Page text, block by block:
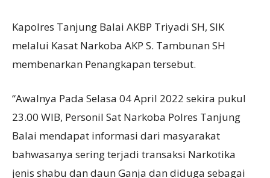
Kapolres Tanjung Balai AKBP Triyadi SH, SIK
melalui Kasat Narkoba AKP S. Tambunan SH
membenarkan Penangkapan tersebut.
“Awalnya Pada Selasa 04 April 2022 sekira pukul
23.00 WIB, Personil Sat Narkoba Polres Tanjung
Balai mendapat informasi dari masyarakat
bahwasanya sering terjadi transaksi Narkotika
jenis shabu dan daun Ganja dan diduga sebagai